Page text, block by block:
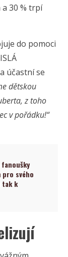
a 30 % trpí
do pomoci
účastní se
dětskou
z toho
v pořádku!“
fanoušky
pro svého
tak k